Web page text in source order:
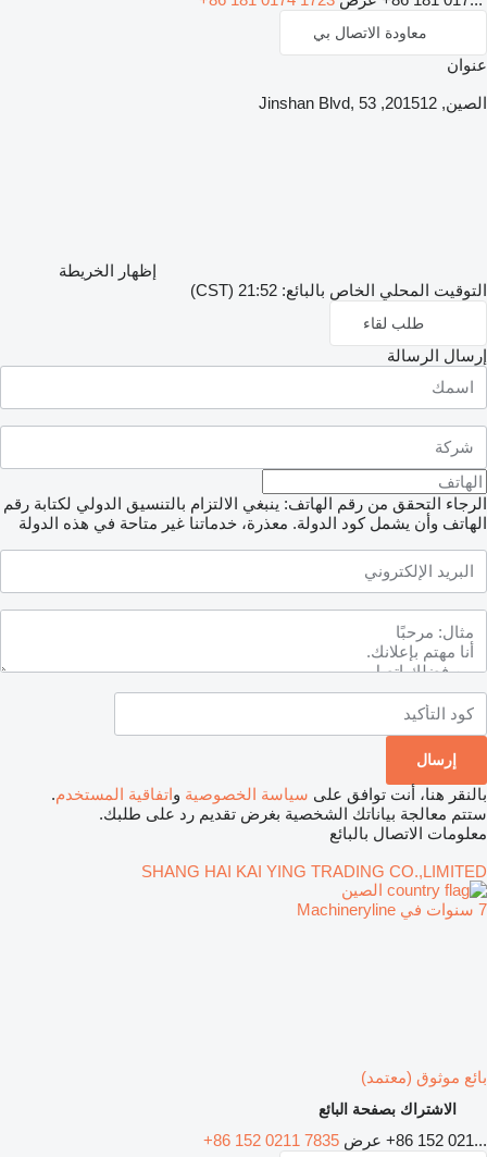
معاودة الاتصال بي
عنوان
الصين, 201512, Jinshan Blvd, 53
إظهار الخريطة
التوقيت المحلي الخاص بالبائع: 21:52 (CST)
طلب لقاء
إرسال الرسالة
الرجاء التحقق من رقم الهاتف: ينبغي الالتزام بالتنسيق الدولي لكتابة رقم
الهاتف وأن يشمل كود الدولة. معذرة، خدماتنا غير متاحة في هذه الدولة
بالنقر هنا، أنت توافق على سياسة الخصوصية واتفاقية المستخدم.
ستتم معالجة بياناتك الشخصية بغرض تقديم رد على طلبك.
معلومات الاتصال بالبائع
SHANG HAI KAI YING TRADING CO.,LIMITED
الصين
7 سنوات في Machineryline
بائع موثوق (معتمد)
الاشتراك بصفحة البائع
+86 152 021... عرض +86 152 0211 7835